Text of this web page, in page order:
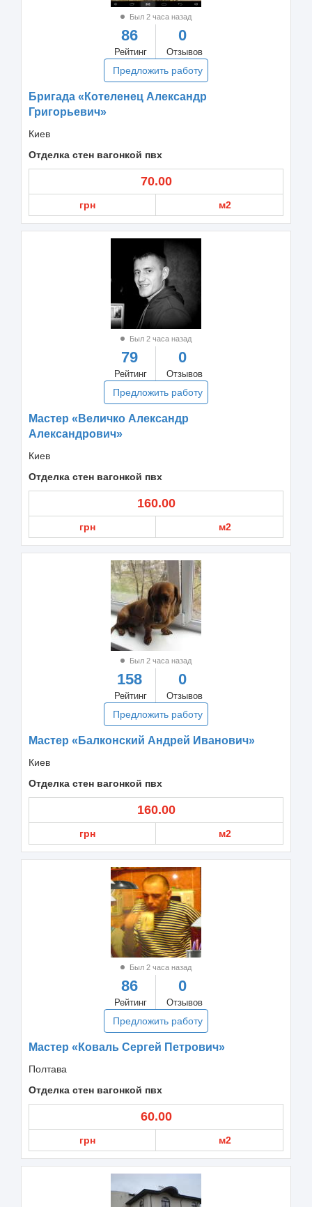
Был 2 часа назад
86
Рейтинг
0
Отзывов
Предложить работу
Бригада «Котеленец Александр
Григорьевич»
Киев
Отделка стен вагонкой пвх
70.00
грн м2
Был 2 часа назад
79
Рейтинг
0
Отзывов
Предложить работу
Мастер «Величко Александр
Александрович»
Киев
Отделка стен вагонкой пвх
160.00
грн м2
Был 2 часа назад
158
Рейтинг
0
Отзывов
Предложить работу
Мастер «Балконский Андрей Иванович»
Киев
Отделка стен вагонкой пвх
160.00
грн м2
Был 2 часа назад
86
Рейтинг
0
Отзывов
Предложить работу
Мастер «Коваль Сергей Петрович»
Полтава
Отделка стен вагонкой пвх
60.00
грн м2